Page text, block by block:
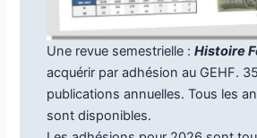
Une revue semestrielle : Histoire
acquérir par adhésion au GEHF.
publications annuelles. Tous les
sont disponibles.